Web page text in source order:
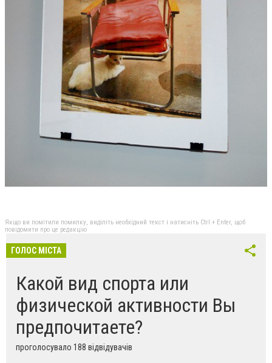
Якщо ви помітили помилку, виділіть необхідний текст і натисніть Ctrl + Enter, щоб
повідомити про це редакцію
ГОЛОС МІСТА
Какой вид спорта или
физической активности Вы
предпочитаете?
проголосувало 188 відвідувачів